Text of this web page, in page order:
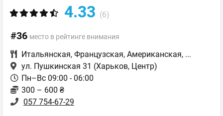
4.33 (6)
#36 место в рейтинге внимания
Итальянская, Французская, Американская, ...
ул. Пушкинская 31 (Харьков, Центр)
Пн–Вс 09:00 - 06:00
300 – 600 ₴
057 754-67-29